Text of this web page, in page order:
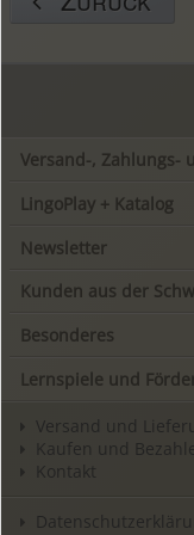
Versand-, Zahlungs-
LingoPlay + Katalog
Newsletter
Kunden aus der
Besonderes
Lernspiele und
Versand und
Kaufen und
Kontakt